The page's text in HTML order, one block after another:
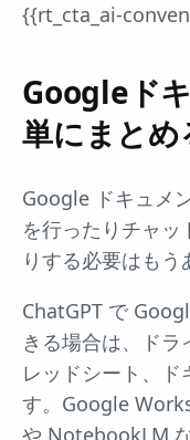
{{rt_cta_ai-
Googleド
単にまとめ
Google ドキュメ
を行ったりチャッ
りする必要はもう
ChatGPT で
きる場合は、ドラ
レッドシート、ド
す。Google